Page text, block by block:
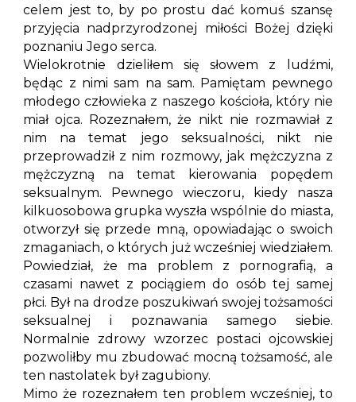
celem jest to, by po prostu dać komuś szansę
przyjęcia nadprzyrodzonej miłości Bożej dzięki
poznaniu Jego serca.
Wielokrotnie dzieliłem się słowem z ludźmi,
będąc z nimi sam na sam. Pamiętam pewnego
młodego człowieka z naszego kościoła, który nie
miał ojca. Rozeznałem, że nikt nie rozmawiał z
nim na temat jego seksualności, nikt nie
przeprowadził z nim rozmowy, jak mężczyzna z
mężczyzną na temat kierowania popędem
seksualnym. Pewnego wieczoru, kiedy nasza
kilkuosobowa grupka wyszła wspólnie do miasta,
otworzył się przede mną, opowiadając o swoich
zmaganiach, o których już wcześniej wiedziałem.
Powiedział, że ma problem z pornografią, a
czasami nawet z pociągiem do osób tej samej
płci. Był na drodze poszukiwań swojej tożsamości
seksualnej i poznawania samego siebie.
Normalnie zdrowy wzorzec postaci ojcowskiej
pozwoliłby mu zbudować mocną tożsamość, ale
ten nastolatek był zagubiony.
Mimo że rozeznałem ten problem wcześniej, to